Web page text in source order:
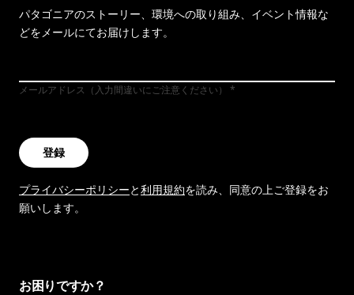
パタゴニアのストーリー、環境への取り組み、イベント情報な
どをメールにてお届けします。
メールアドレス（入力間違いにご注意ください）
登録
プライバシーポリシーと利用規約を読み、同意の上ご登録をお
願いします。
お困りですか？